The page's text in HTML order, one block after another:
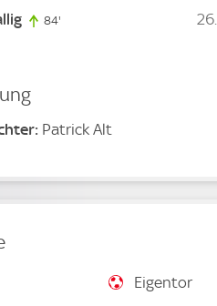
84' 26
Patrick Alt
Eigentor